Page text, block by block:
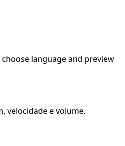
language and preview
velocidade e volume.